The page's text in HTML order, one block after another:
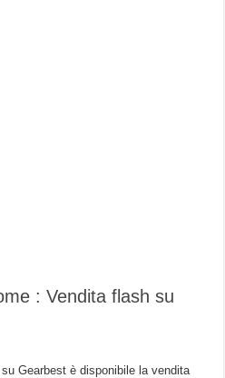
: Vendita flash su
Gearbest è disponibile la vendita